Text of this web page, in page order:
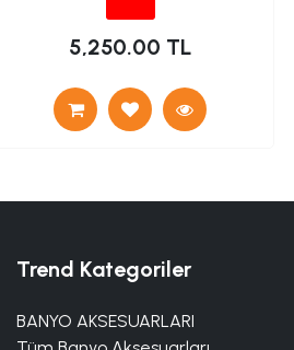
5,250.00 TL
Trend Kategoriler
BANYO AKSESUARLARI